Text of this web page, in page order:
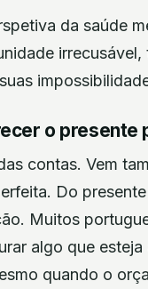
da saúde
o presente
contas. Vem
Do
Muitos
algo que
quando o